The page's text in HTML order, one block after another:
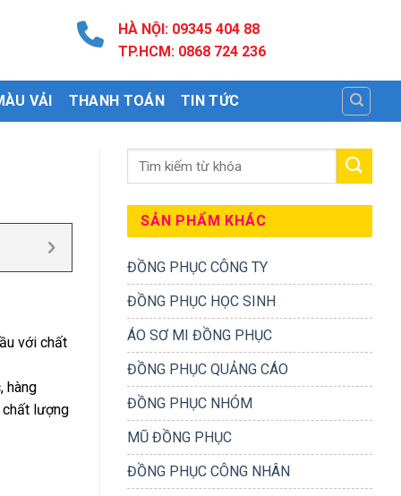
HÀ NỘI: 09345 404 88
TP.HCM: 0868 724 236
VẢI THANH TOÁN TIN TỨC
với chất
hàng
chất lượng
SẢN PHẨM KHÁC
ĐỒNG PHỤC CÔNG TY
ĐỒNG PHỤC HỌC SINH
ÁO SƠ MI ĐỒNG PHỤC
ĐỒNG PHỤC QUẢNG CÁO
ĐỒNG PHỤC NHÓM
MŨ ĐỒNG PHỤC
ĐỒNG PHỤC CÔNG NHÂN